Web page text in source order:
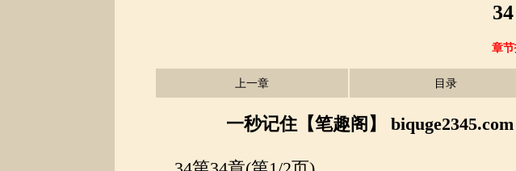
章节
上一章 目录
一秒记住【笔趣阁】